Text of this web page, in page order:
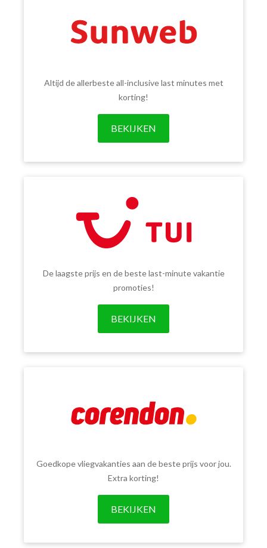
Altijd de allerbeste all-inclusive last minutes met
korting!
BEKIJKEN
De laagste prijs en de beste last-minute vakantie
promoties!
BEKIJKEN
Goedkope vliegvakanties aan de beste prijs voor jou.
Extra korting!
BEKIJKEN